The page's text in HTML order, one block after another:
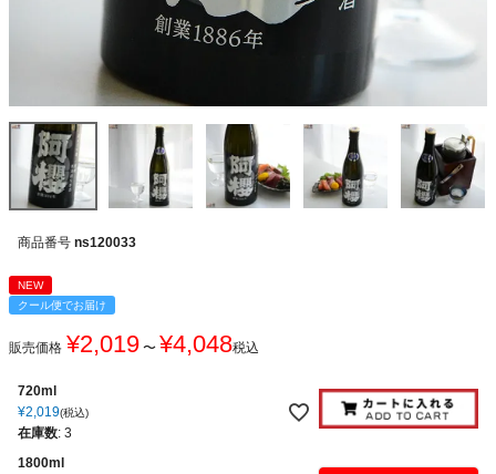
商品番号 ns120033
NEW
クール便でお届け
販売価格 ¥2,019 〜 ¥4,048税込
720ml
¥2,019 税込
在庫数: 3
1800ml